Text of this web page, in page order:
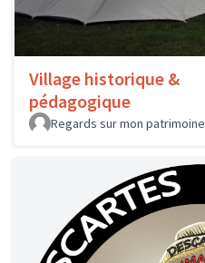
Village historique &
pédagogique
Regards sur mon patrimoine